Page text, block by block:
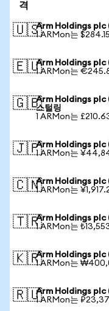
격
🇺🇸Arm Holdings plc
1 ARMon는
🇪🇺Arm Holdings plc
1 ARMon는
🇬🇧Arm Holdings plc
스털링
1 ARMon는
🇯🇵Arm Holdings plc
1 ARMon는
🇨🇳Arm Holdings plc
1 ARMon는
🇹🇷Arm Holdings plc
1 ARMon는
🇰🇷Arm Holdings plc
1 ARMon는
🇷🇺Arm Holdings plc
1 ARMon는